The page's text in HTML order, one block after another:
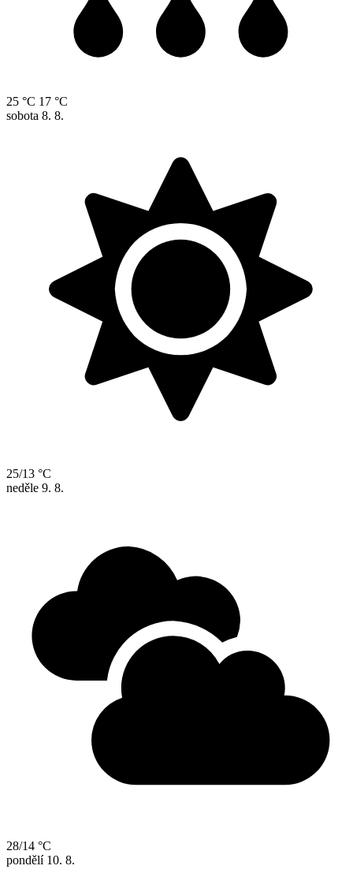
25 °C 17 °C
sobota 8. 8.
25/13 °C
neděle 9. 8.
28/14 °C
pondělí 10. 8.